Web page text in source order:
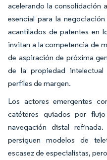
acelerando la consolidación
esencial para la
acantilados de patentes en
invitan a la competencia de
de aspiración de próxima
de la propiedad
perfiles de margen.
Los actores emergentes
catéteres guiados por
navegación distal
persiguen modelos de
escasez de especialistas,